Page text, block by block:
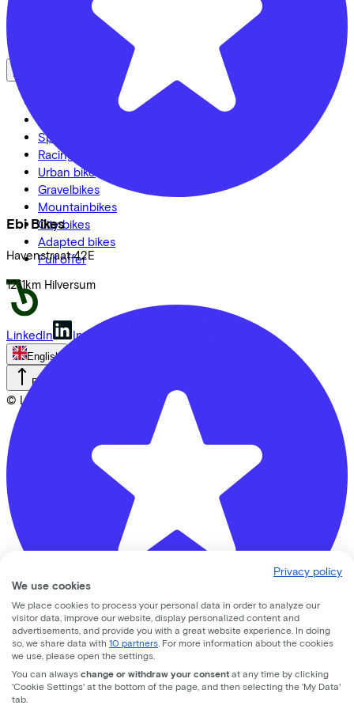
Ebi Bikes
Havenstraat 42E
1211km Hilversum
Gijsbrecht tweewielers
Hondsrug
Bikes
Speed pedelecs
Racing bikes
Urban bike
Gravelbikes
Mountainbikes
City bikes
Adapted bikes
Full offer
LinkedIn Instagram
English
Back to top
© Lease a Bike. All Rights Reserved.
Cookie statement
Cookie settings
Privacy policy
We use cookies
We place cookies to process your personal data in order to analyze our
visitor data, improve our website, display personalized content and
advertisements, and provide you with a great website experience. In doing
so, we share data with 10 partners . For more information about the cookies
we use, please open the settings.
You can always change or withdraw your consent at any time by clicking
'Cookie Settings' at the bottom of the page, and then selecting the 'My Data'
tab.